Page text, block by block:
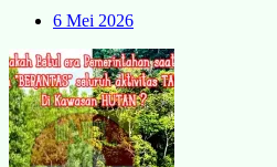
6 Mei 2026